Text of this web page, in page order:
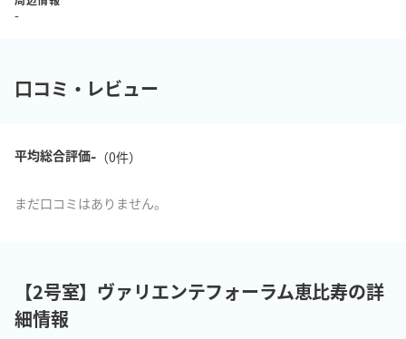
-
口コミ・レビュー
平均総合評価-（0件）
まだ口コミはありません。
【2号室】ヴァリエンテフォーラム恵比寿の詳
細情報